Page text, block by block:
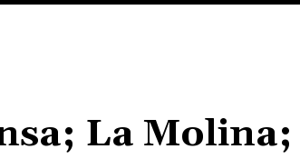
La Molina;